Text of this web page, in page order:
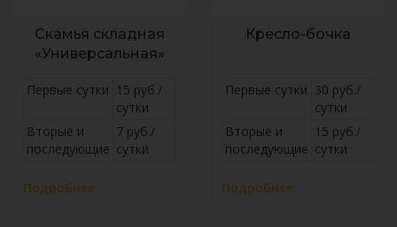
Скамья складная
«Универсальная»
Первые сутки 15 руб./
сутки
Вторые и
последующие
7 руб./
сутки
Подробнее
Кресло-бочка
Первые сутки 30 руб./
сутки
Вторые и
последующие
15 руб./
сутки
Подробнее